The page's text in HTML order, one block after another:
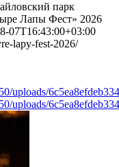
парк
Лапы Фест» 2026
07T16:43:00+03:00
lapy-fest-2026/
uploads/
uploads/